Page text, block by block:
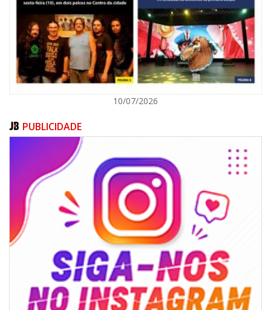
POLÍTICA
05/08/2026 | 14:41
Voz do litoral em Brasília: Joab da Pesca foca campanha na infraestrutura
e defesa dos pescadores da AMFRI
10/07/2026
PUBLICIDADE